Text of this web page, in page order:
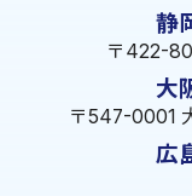
静
〒422-
大
〒547-0001
広